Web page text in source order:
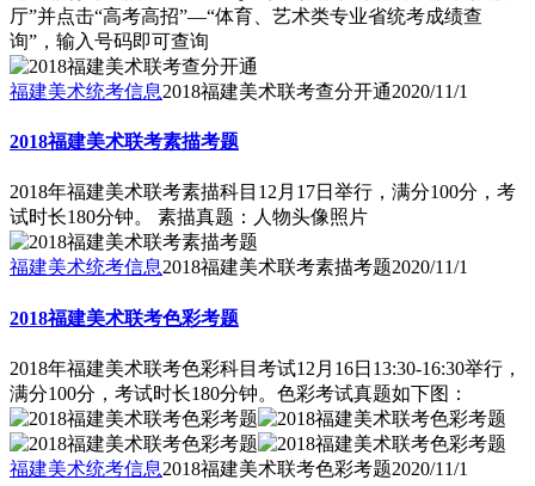
厅”并点击“高考高招”―“体育、艺术类专业省统考成绩查
询”，输入号码即可查询
福建美术统考信息2018福建美术联考查分开通2020/11/1
2018福建美术联考素描考题
2018年福建美术联考素描科目12月17日举行，满分100分，考
试时长180分钟。 素描真题：人物头像照片
福建美术统考信息2018福建美术联考素描考题2020/11/1
2018福建美术联考色彩考题
2018年福建美术联考色彩科目考试12月16日13:30-16:30举行，
满分100分，考试时长180分钟。色彩考试真题如下图：
福建美术统考信息2018福建美术联考色彩考题2020/11/1